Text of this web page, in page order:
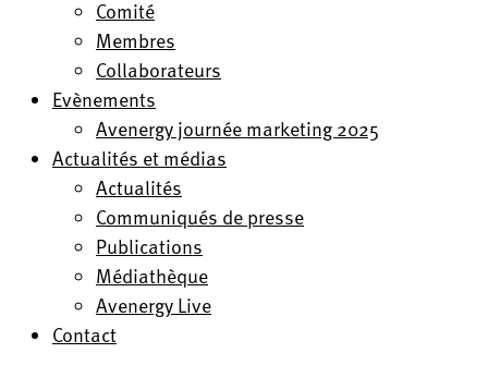
Comité
Membres
Collaborateurs
Evènements
Avenergy journée marketing 2025
Actualités et médias
Actualités
Communiqués de presse
Publications
Médiathèque
Avenergy Live
Contact